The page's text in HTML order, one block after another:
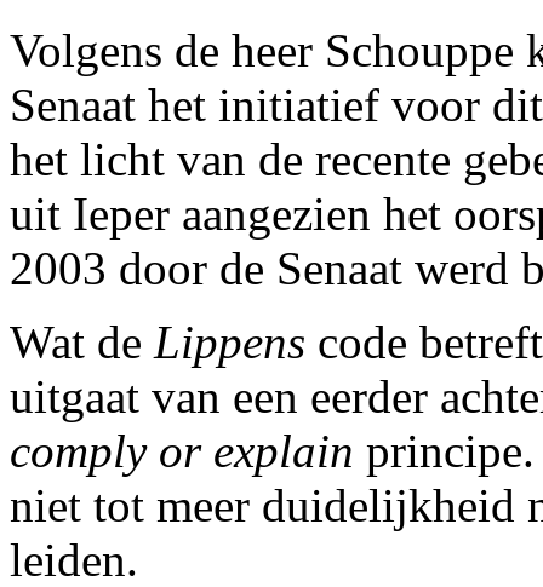
Volgens de heer Schouppe
Senaat het initiatief voor
het licht van de recente
uit Ieper aangezien het
2003 door de Senaat werd
Wat de Lippens code
uitgaat van een eerder
comply or explain
niet tot meer duidelijkheid
leiden.